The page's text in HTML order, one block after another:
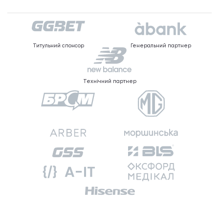
Титульний спонсор Генеральний партнер
Технічний партнер